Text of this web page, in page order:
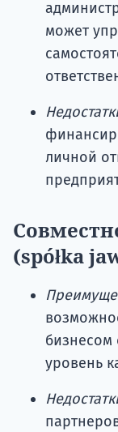
может
личной
(spółka
бизнесом
уровень